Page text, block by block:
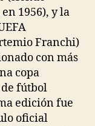
1956), y la
Franchi)
con más
copa
de fútbol
edición fue
oficial